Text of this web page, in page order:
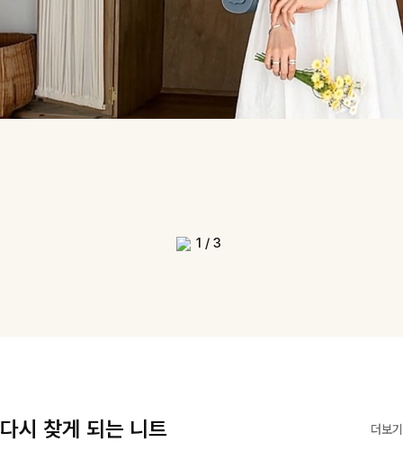
1 / 3
다시 찾게 되는 니트 더보기